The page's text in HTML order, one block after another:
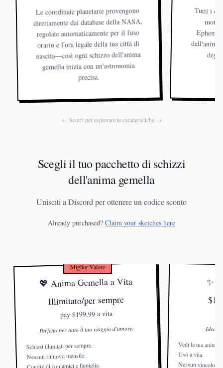
Le coordinate planetarie provengono
direttamente dai database della NASA,
regolate automaticamente per il fuso
orario e l'ora legale della tua città di
nascita—così ogni schizzo dell'anima
gemella inizia con un'astronomia
precisa.
Tutti i
motore
← Scorri per esplorare le caratteristiche →
Scegli il tuo pacchetto di schizzi
dell'anima gemella
Unisciti a Discord per ottenere un codice sconto
Already purchased? Claim your sketches here
Miglior Valore
💖 Anima Gemella a Vita
Illimitato/per sempre
pay$199.99 a vita
Perfetto per tutto il tuo viaggio d'amore.
Schizzi illimitati per sempre.
Nessun rinnovo mensile.
Condividi con amici e famiglia.
✨
Ideale
Vedi la tua anima
Uso a vita.
Nessun vincolo.